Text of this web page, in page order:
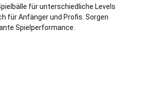
für unterschiedliche Levels
für Anfänger und Profis. Sorgen
Spielperformance.